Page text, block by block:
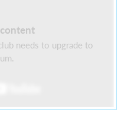
needs to upgrade to